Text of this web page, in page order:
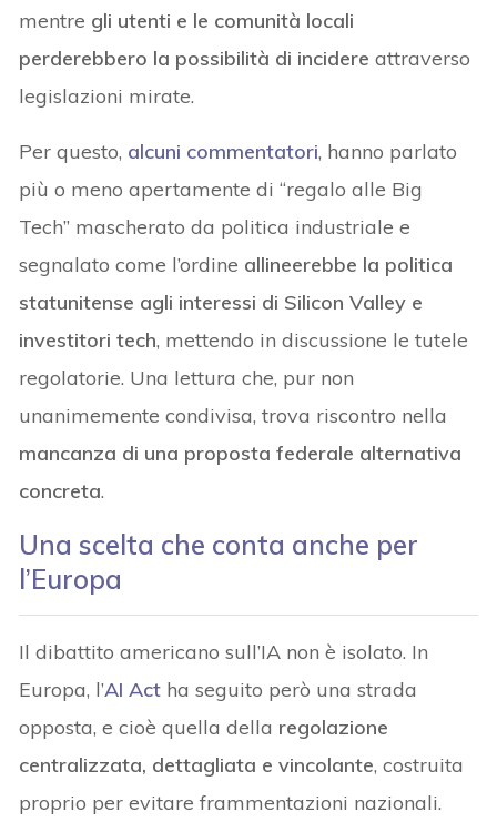
mentre gli utenti e le comunità locali
perderebbero la possibilità di incidereattraverso
legislazioni mirate.
Per questo, alcuni commentatori, hanno parlato
più o meno apertamente di “regalo alle Big
Tech” mascherato da politica industriale e
segnalato come l’ordine allineerebbe la politica
statunitense agli interessi di Silicon Valley e
investitori tech, mettendo in discussione le tutele
regolatorie. Una lettura che, pur non
unanimemente condivisa, trova riscontro nella
mancanza di una proposta federale alternativa
concreta.
Una scelta che conta anche per
l’Europa
Il dibattito americano sull’IA non è isolato. In
Europa, l’AI Act ha seguito però una strada
opposta, e cioè quella della regolazione
centralizzata, dettagliata e vincolante, costruita
proprio per evitare frammentazioni nazionali.